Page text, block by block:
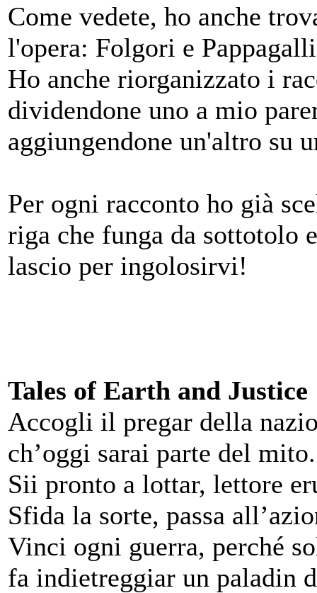
Come vedete, ho anche
l'opera: Folgori e
Ho anche riorganizzato i
dividendone uno a mio
aggiungendone un'altro su
Per ogni racconto ho già
riga che funga da sottotolo
lascio per ingolosirvi!
Tales of Earth and Justice
Accogli il pregar della
ch’oggi sarai parte del mito.
Sii pronto a lottar, lettore
Sfida la sorte, passa
Vinci ogni guerra, perché
fa indietreggiar un paladin